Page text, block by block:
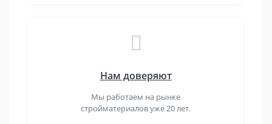
Нам доверяют
Мы работаем на рынке
стройматериалов уже 20 лет.